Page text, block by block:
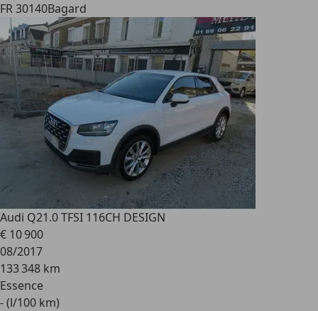
FR 30140Bagard
Audi Q21.0 TFSI 116CH DESIGN
€ 10 900
08/2017
133 348 km
Essence
- (l/100 km)